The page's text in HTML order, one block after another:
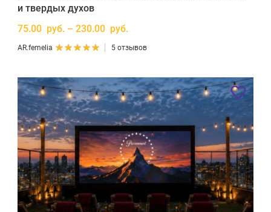
и твердых духов
75.00 руб. – 230.00 руб.
AR.femelia 5 отзывов